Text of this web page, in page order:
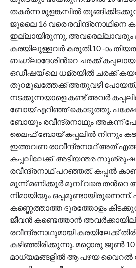
തകര്‍ന്ന മുളങ്കമ്പില്‍
ജൂലൈ 16 വരെ രവീന്ദ്രനാഥിനെ
ഇല്ലായിരുന്നു. അവരെല്ലാവരും
കരയിലുള്ളവര്‍ കരുതി.10 -ാം
ബംഗ്ലാദേശിന്‍റെ ചരക്ക് കപ്പലായ
ഒഡീഷയിലെ ധമ്രയിൽ ചരക്ക്
തുറമുഖത്തേക്ക് അതുവഴി പോയത്.
നടക്കുന്നയാളെ കണ്ട് അവര്‍
ബോയ് എറിഞ്ഞ് കൊടുത്തു. പക്ഷേ,
ബോയും രവീന്ദ്രനാഥും അകന്ന്
ലൈഫ് ബോയ് കപ്പലില്‍ നിന്നും
ഇത്തവണ രാവീന്ദ്രനാഥ് അത്
കപ്പലിലേക്ക്. അടിയന്തര
രവീന്ദ്രനാഥ് പറഞ്ഞത്. കപ്പല്‍
മൂന്ന് മണിക്കൂര്‍ മുമ്പ് വരെ
നിമായിയും ഒപ്പമുണ്ടായിരുന്നെന്ന്.
കണ്ണെത്താത്ത ദൂരത്തോളം
ജീവന്‍ കണ്ടെത്താന്‍
രവീന്ദ്രനാഥുമായി കരയിലേക്ക്
കഴിഞ്ഞിരിക്കുന്നു. മറ്റൊരു ജൂണ്‍
മാധ്യമങ്ങളില്‍ ആ പഴയ വൈറല്‍